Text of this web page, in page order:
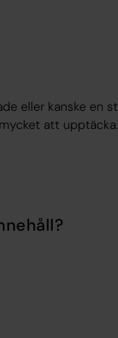
eller kanske en
att upptäcka.